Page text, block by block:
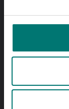
Skicka
Öppettider